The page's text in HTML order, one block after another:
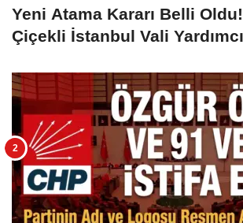
Yeni Atama Kararı Belli
Çiçekli İstanbul Vali